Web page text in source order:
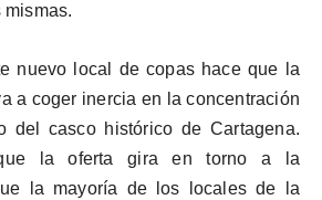
mismas.
nuevo local de copas hace que la
a coger inercia en la concentración
del casco histórico de Cartagena.
la oferta gira en torno a la
la mayoría de los locales de la